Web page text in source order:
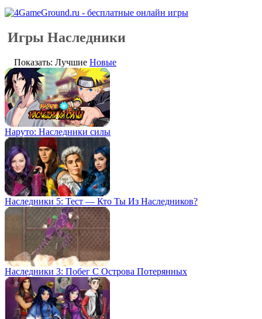
Игры Наследники
Показать: Лучшие Новые
Наруто: Наследники силы
Наследники 5: Тест — Кто Ты Из Наследников?
Наследники 3: Побег С Острова Потерянных